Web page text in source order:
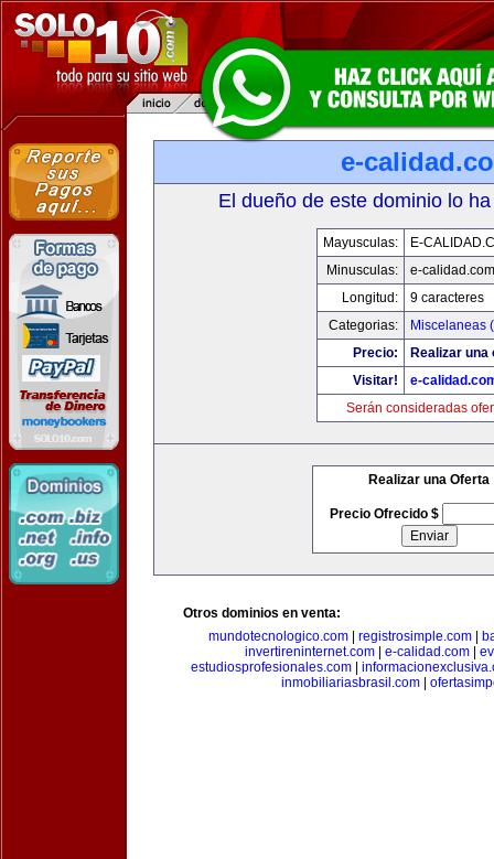
e-
El dueño de este dominio lo
Mayusculas:
E-
Minusculas:
e-calidad.com
Longitud:
9 caracteres
Categorias:
Miscelaneas
Precio:
Realizar una
Visitar!
e-
Serán consideradas
Realizar una Oferta
Precio Ofrecido $
Otros dominios en venta:
mundotecnologico.com| registrosimple.com|
invertireninternet.com| e-calidad.com|
estudiosprofesionales.com|
inmobiliariasbrasil.com